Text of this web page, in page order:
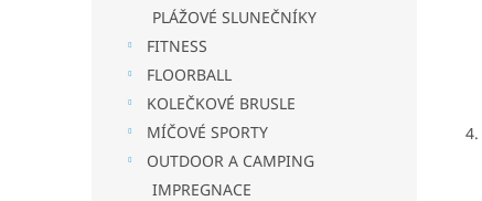
PLÁŽOVÉ SLUNEČNÍKY
FITNESS
FLOORBALL
KOLEČKOVÉ BRUSLE
MÍČOVÉ SPORTY
OUTDOOR A CAMPING
IMPREGNACE